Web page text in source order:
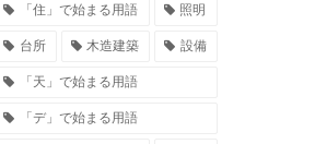
「住」で始まる用語 照明
台所 木造建築 設備
「天」で始まる用語
「デ」で始まる用語